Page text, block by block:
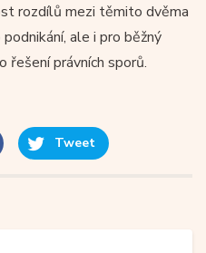
rozdílů mezi těmito dvěma
ale i pro běžný
řešení právních sporů.
Tweet